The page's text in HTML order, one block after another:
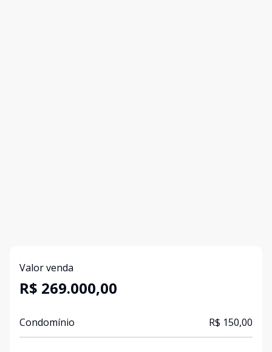
Valor venda
R$ 269.000,00
Condomínio R$ 150,00